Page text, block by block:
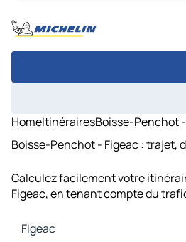
HomeItinérairesBoisse-Penchot
Boisse-Penchot - Figeac : trajet,
Calculez facilement votre
Figeac, en tenant compte du
Figeac